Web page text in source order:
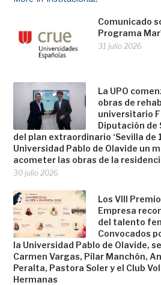
Comunicado
Programa
31 julio 2026
La UPO
obras de
universitario
Diputación de
del plan extraordinario ‘Sevilla de
Universidad Pablo de Olavide un
acometer las obras de la
30 julio 2026
Los VIII
Empresa
del talento
Convocados
la Universidad Pablo de Olavide,
Carmen Vargas, Pilar Manchón,
Peralta, Pastora Soler y el Club
Hermanas